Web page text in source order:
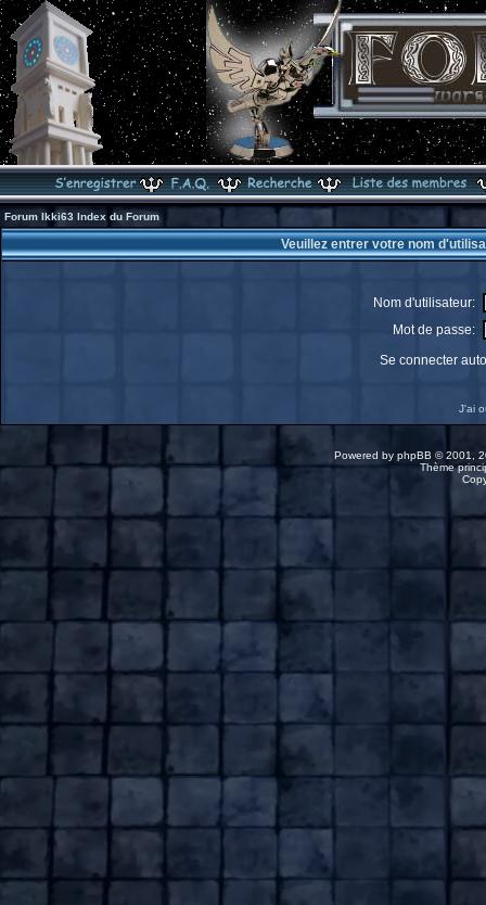
Forum Ikki63 Index du Forum
Veuillez entrer votre nom
Nom d'utilisateur:
Mot de passe:
Se connecter
J'ai
Powered by phpBB © 2001,
Thème